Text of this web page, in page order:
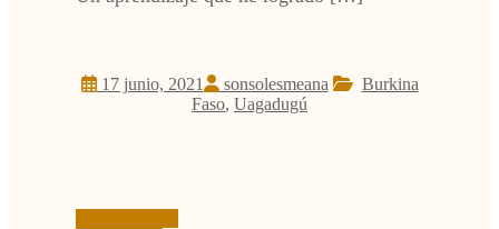
17 junio, 2021 sonsolesmeana
Burkina
Faso, Uagadugú